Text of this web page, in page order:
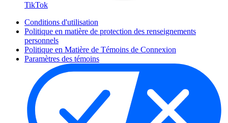
TikTok
Conditions d'utilisation
Politique en matière de protection des renseignements
personnels
Politique en Matière de Témoins de Connexion
Paramètres des témoins